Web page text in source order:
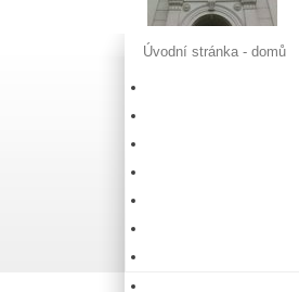
Úvodní stránka - domů